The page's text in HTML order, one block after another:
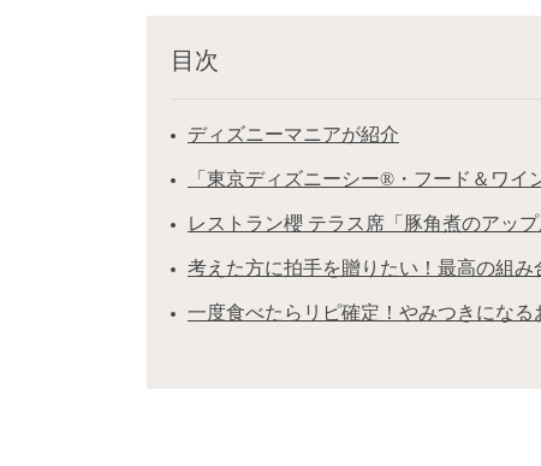
目次
ディズニーマニアが紹介
「東京ディズニーシー®・フード＆ワ
レストラン櫻 テラス席「豚角煮のアップ
考えた方に拍手を贈りたい！最高の組み
一度食べたらリピ確定！やみつきになる